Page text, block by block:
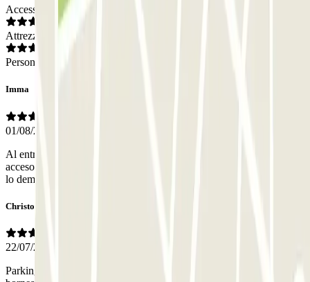
Accesso
Attrezzatura
Personale
Imma
01/08/2026
Al entrar lectura errónea de la matrícula que no nos permitía el
acceso pero se pudo solucionar con ayuda de atención al cliente. Por
lo demás bien, parquing cómodo y amplio.
Christophe
22/07/2026
Parking proore et lumineux, avec l’impossibilité de se connecter aux